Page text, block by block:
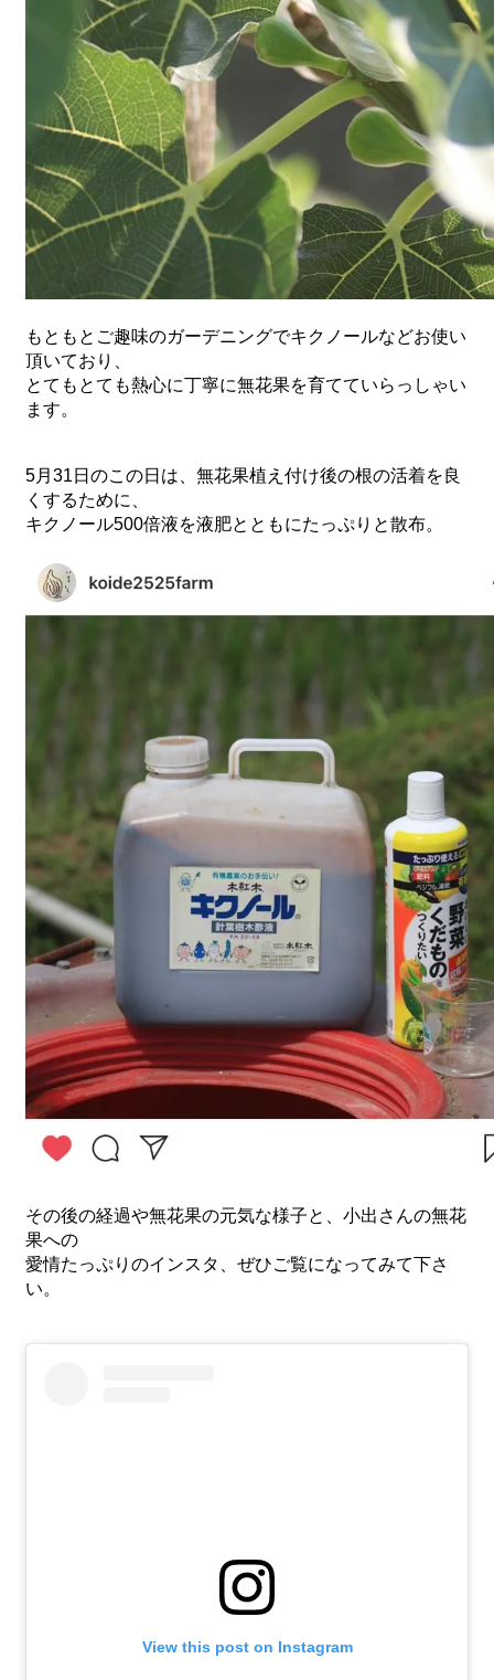
もともとご趣味のガーデニングでキクノールなどお使い
頂いており、
とてもとても熱心に丁寧に無花果を育てていらっしゃい
ます。
5月31日のこの日は、無花果植え付け後の根の活着を良
くするために、
キクノール500倍液を液肥とともにたっぷりと散布。
その後の経過や無花果の元気な様子と、小出さんの無花
果への
愛情たっぷりのインスタ、ぜひご覧になってみて下さ
い。
View this post on Instagram